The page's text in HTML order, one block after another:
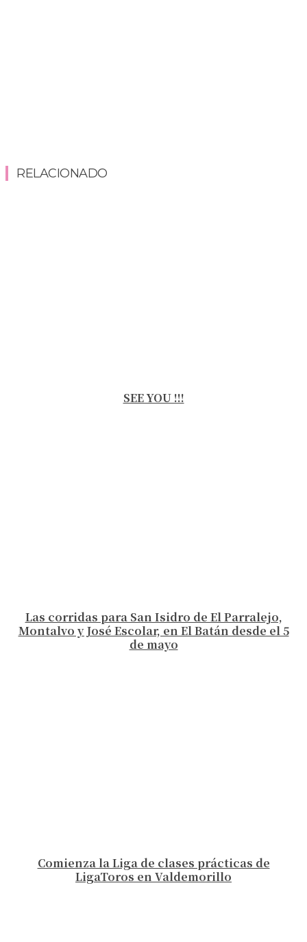
RELACIONADO
SEE YOU !!!
Las corridas para San Isidro de El Parralejo,
Montalvo y José Escolar, en El Batán desde el 5
de mayo
Comienza la Liga de clases prácticas de
LigaToros en Valdemorillo